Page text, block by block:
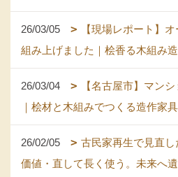
26/03/05
【現場レポート】
組み上げました｜桧香る木組み
26/03/04
【名古屋市】マン
｜桧材と木組みでつくる造作家具
26/02/05
古民家再生で見直
価値・直して長く使う。未来へ